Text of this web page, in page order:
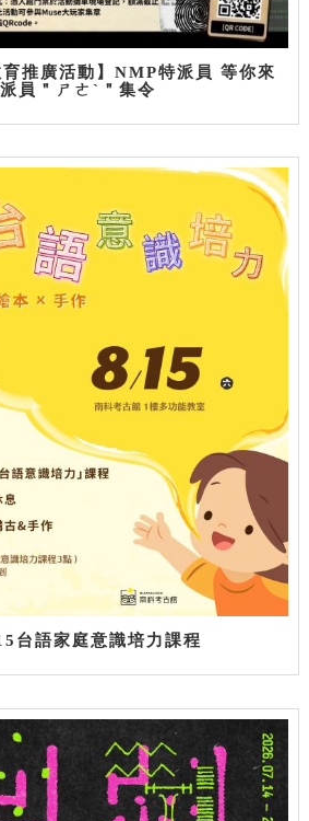
育推廣活動】NMP特派員 等你來
員＂ㄕㄜˋ＂集令
台語家庭意識培力課程